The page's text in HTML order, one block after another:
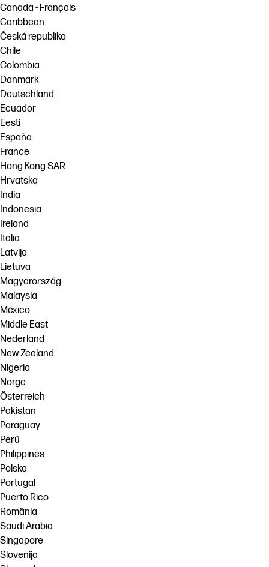
Canada - Français
Caribbean
Česká republika
Chile
Colombia
Danmark
Deutschland
Ecuador
Eesti
España
France
Hong Kong SAR
Hrvatska
India
Indonesia
Ireland
Italia
Latvija
Lietuva
Magyarország
Malaysia
México
Middle East
Nederland
New Zealand
Nigeria
Norge
Österreich
Pakistan
Paraguay
Perú
Philippines
Polska
Portugal
Puerto Rico
România
Saudi Arabia
Singapore
Slovenija